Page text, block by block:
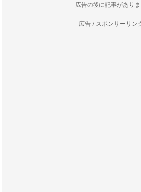
--------------------広告の後に記事がありま
広告 / スポンサーリン